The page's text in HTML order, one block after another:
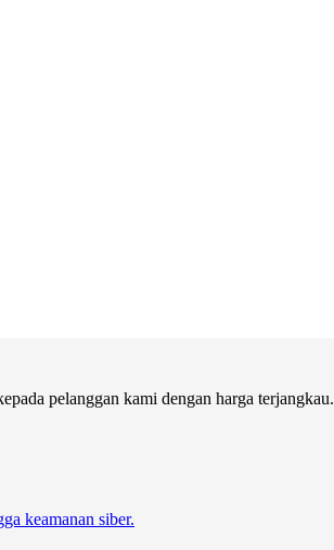
pelanggan kami dengan harga terjangkau.
keamanan siber.